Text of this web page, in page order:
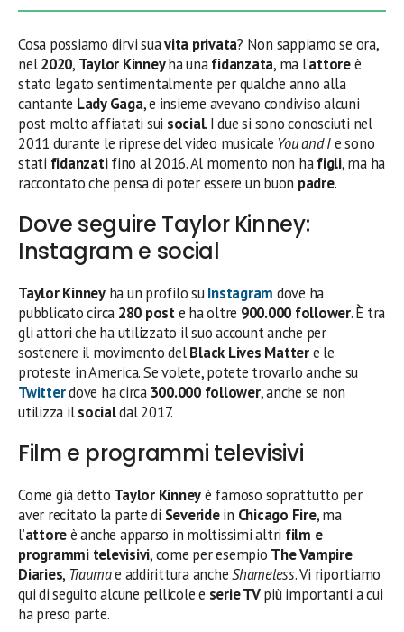
Cosa possiamo dirvi suavita privata? Non sappiamo se ora,
nel2020, Taylor Kinneyha unafidanzata, ma l’attoreè
stato legato sentimentalmente per qualche anno alla
cantante Lady Gaga, e insieme avevano condiviso alcuni
post molto affiatati sui social. I due si sono conosciuti nel
2011 durante le riprese del video musicale You and Ie sono
stati fidanzatifino al 2016. Al momento non hafigli, ma ha
raccontato che pensa di poter essere un buon padre.
Dove seguire Taylor Kinney:
Instagram e social
Taylor Kinneyha un profilo suInstagram dove ha
pubblicato circa 280 poste ha oltre 900.000 follower. È tra
gli attori che ha utilizzato il suo account anche per
sostenere il movimento delBlack Lives Mattere le
proteste in America. Se volete, potete trovarlo anche su
Twitterdove ha circa 300.000 follower, anche se non
utilizza ilsocialdal 2017.
Film e programmi televisivi
Come già detto Taylor Kinneyè famoso soprattutto per
aver recitato la parte di Severidein Chicago Fire, ma
l’attoreè anche apparso in moltissimi altri film e
programmi televisivi, come per esempio The Vampire
Diaries, Traumae addirittura ancheShameless. Vi riportiamo
qui di seguito alcune pellicole e serie TVpiù importanti a cui
ha preso parte.